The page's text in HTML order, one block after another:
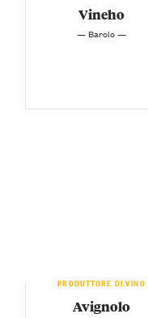
Vineho
— Barolo —
PRODUTTORE DI VINO
Avignolo